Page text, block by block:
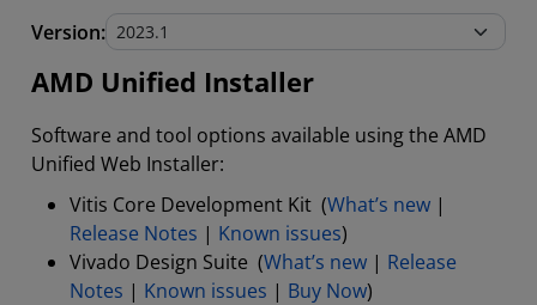
AMD Unified Installer
Version:
AMD Unified Installer
Software and tool options available using the AMD
Unified Web Installer:
Vitis Core Development Kit (What’s new |
Release Notes | Known issues)
Vivado Design Suite (What’s new | Release
Notes | Known issues | Buy Now)